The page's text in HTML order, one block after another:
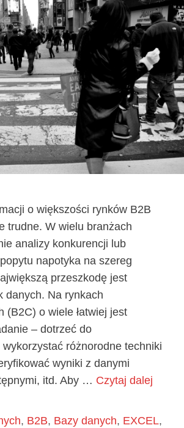
o większości rynków B2B
trudne. W wielu branżach
analizy konkurencji lub
napotyka na szereg
przeszkodę jest
danych. Na rynkach
(B2C) o wiele łatwiej jest
– dotrzeć do
wykorzystać różnorodne techniki
wyniki z danymi
itd. Aby … Czytaj dalej
, B2B, Bazy danych, EXCEL,